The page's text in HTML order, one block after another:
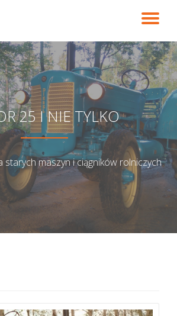
25 I NIE TYLKO
starych maszyn i ciągników rolniczych